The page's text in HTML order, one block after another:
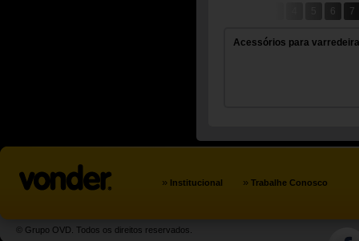
6
7
Acessórios para
» Institucional » Trabalhe Conosco
© Grupo OVD. Todos os direitos reservados.